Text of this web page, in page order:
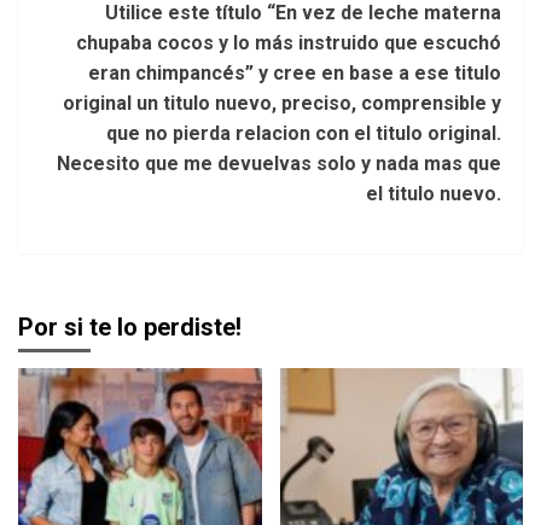
Utilice este título “En vez de leche materna
chupaba cocos y lo más instruido que escuchó
eran chimpancés” y cree en base a ese titulo
original un titulo nuevo, preciso, comprensible y
que no pierda relacion con el titulo original.
Necesito que me devuelvas solo y nada mas que
el titulo nuevo.
Por si te lo perdiste!